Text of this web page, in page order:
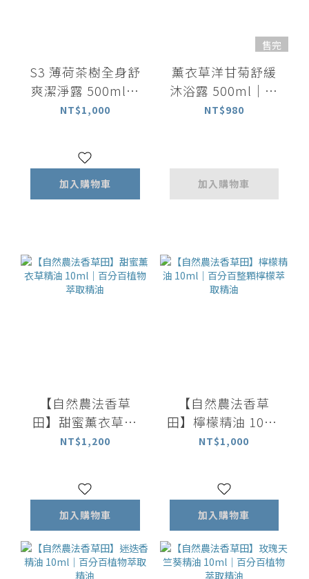
S3 薄荷茶樹全身舒
爽潔淨露 500ml｜
洗髮沐浴 All in one
NT$1,000
加入購物車
售完
薰衣草洋甘菊舒緩
沐浴露 500ml｜放
鬆舒緩
NT$980
加入購物車
【自然農法香草
田】甜蜜薰衣草精
油 10ml｜百分百植
NT$1,200
加入購物車
【自然農法香草
田】檸檬精油 10ml
｜百分百整顆檸檬
NT$1,000
加入購物車